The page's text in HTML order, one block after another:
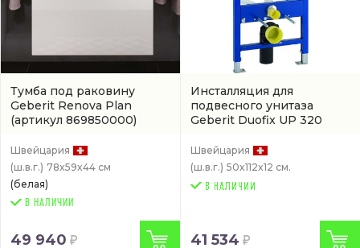
Тумба под раковину
Geberit Renova Plan
(артикул 869850000)
Швейцария
(ш.в.г.) 78x59x44 см
(белая)
В НАЛИЧИИ
49 940
Инсталляция для
подвесного унитаза
Geberit Duofix UP 320
Швейцария
(ш.в.г.) 50x112x12 см.
41 534